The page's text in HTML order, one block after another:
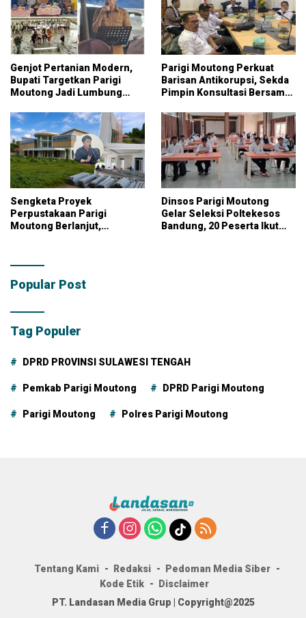
Genjot Pertanian Modern,
Bupati Targetkan Parigi
Moutong Jadi Lumbung
Parigi Moutong Perkuat
Barisan Antikorupsi, Sekda
Pimpin Konsultasi Bersama
Sengketa Proyek
Perpustakaan Parigi
Moutong Berlanjut,
dengan Dana Pribadi
Dinsos Parigi Moutong
Gelar Seleksi Poltekesos
Bandung, 20 Peserta Ikut
Popular Post
Tag Populer
DPRD PROVINSI SULAWESI TENGAH
Pemkab Parigi Moutong DPRD Parigi Moutong
Parigi Moutong Polres Parigi Moutong
Tentang Kami Redaksi
Pedoman Media Siber
Kode Etik
Disclaimer
PT. Landasan Media Grup | Copyright@2025